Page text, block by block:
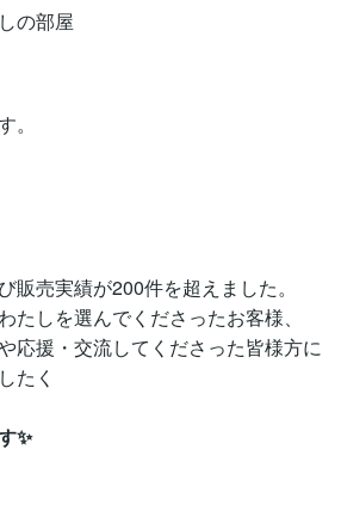
の部屋
。
販売実績が200件を超えました。
たしを選んでくださったお客様、
応援・交流してくださった皆様方に
たく
✨